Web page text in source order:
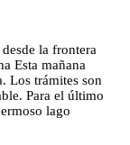
la frontera
Esta mañana
Los trámites son
Para el último
lago